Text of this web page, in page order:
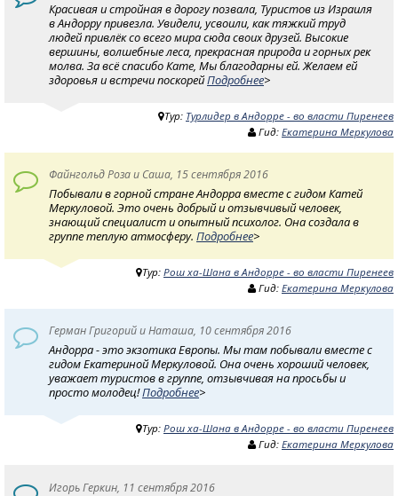
Красивая и стройная в дорогу позвала, Туристов из Израиля
в Андорру привезла. Увидели, усвоили, как тяжкий труд
людей привлёк со всего мира сюда своих друзей. Высокие
вершины, волшебные леса, прекрасная природа и горных рек
молва. За всё спасибо Кате, Мы благодарны ей. Желаем ей
здоровья и встречи поскорейПодробнее>
Тур: Турлидер в Андорре - во власти Пиренеев
Гид: Екатерина Меркулова
Файнгольд Роза и Саша, 15 сентября 2016
Побывали в горной стране Андорра вместе с гидом Катей
Меркуловой. Это очень добрый и отзывчивый человек,
знающий специалист и опытный психолог. Она создала в
группе теплую атмосферу. Подробнее>
Тур: Рош ха-Шана в Андорре - во власти Пиренеев
Гид: Екатерина Меркулова
Герман Григорий и Наташа, 10 сентября 2016
Андорра - это экзотика Европы. Мы там побывали вместе с
гидом Екатериной Меркуловой. Она очень хороший человек,
уважает туристов в группе, отзывчивая на просьбы и
просто молодец!Подробнее>
Тур: Рош ха-Шана в Андорре - во власти Пиренеев
Гид: Екатерина Меркулова
Игорь Геркин, 11 сентября 2016